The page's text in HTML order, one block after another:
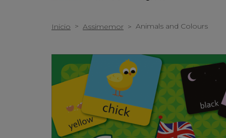
Inicio > Assimemor > Animals and Colours